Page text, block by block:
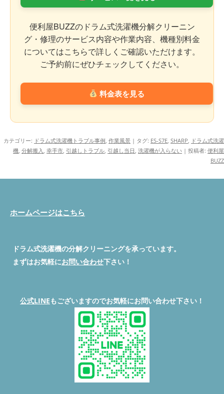
便利屋BUZZのドラム式洗濯機分解クリーニン
グ・修理のサービス内容や作業内容、機種別料金
についてはこちらで詳しくご確認いただけます。
ご予約前にぜひチェックしてください。
料金表を見る
カテゴリー: ドラム式洗濯機トラブル事例 作業風景 | タグ: ES-S7E SHARP
ドラム式洗濯
機 分解搬入 幸手市 引越しトラブル 引越し当日 洗濯機が入らない | 投稿者: 便利屋
BUZZ
ホームページはこちら
ドラム式洗濯機の分解クリーニングを承っています。
まずはお気軽にお問い合わせ下さい！
公式LINEもございますのでお気軽にお問い合わせ下さい！